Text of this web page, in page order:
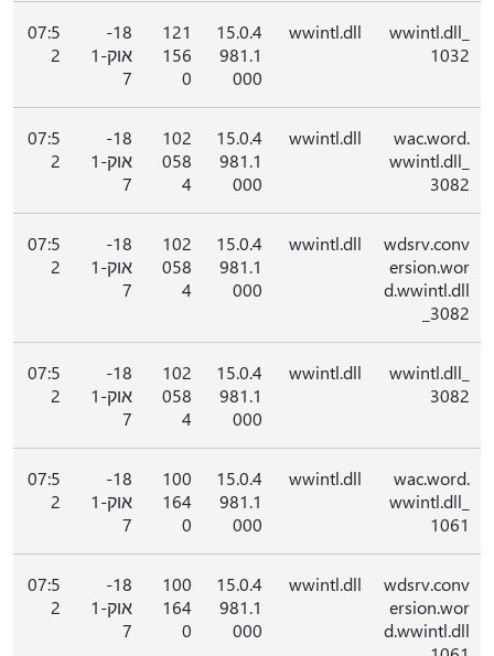
wwintl.dll_
1032
wwintl.dll
15.0.4
981.1
000
121
156
0
18-
אוק-1
7
07:5
2
wac.word.
wwintl.dll_
3082
wwintl.dll
15.0.4
981.1
000
102
058
4
18-
אוק-1
7
07:5
2
wdsrv.conv
ersion.wor
d.wwintl.dll
_3082
wwintl.dll
15.0.4
981.1
000
102
058
4
18-
אוק-1
7
07:5
2
wwintl.dll_
3082
wwintl.dll
15.0.4
981.1
000
102
058
4
18-
אוק-1
7
07:5
2
wac.word.
wwintl.dll_
1061
wwintl.dll
15.0.4
981.1
000
100
164
0
18-
אוק-1
7
07:5
2
wdsrv.conv
ersion.wor
d.wwintl.dll
wwintl.dll
15.0.4
981.1
000
100
164
0
18-
אוק-1
7
07:5
2